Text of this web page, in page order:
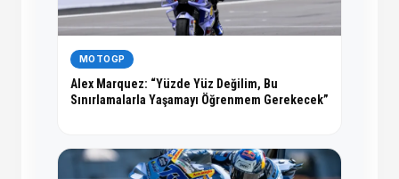
MOTOGP
Alex Marquez: “Yüzde Yüz Değilim, Bu
Sınırlamalarla Yaşamayı Öğrenmem Gerekecek”